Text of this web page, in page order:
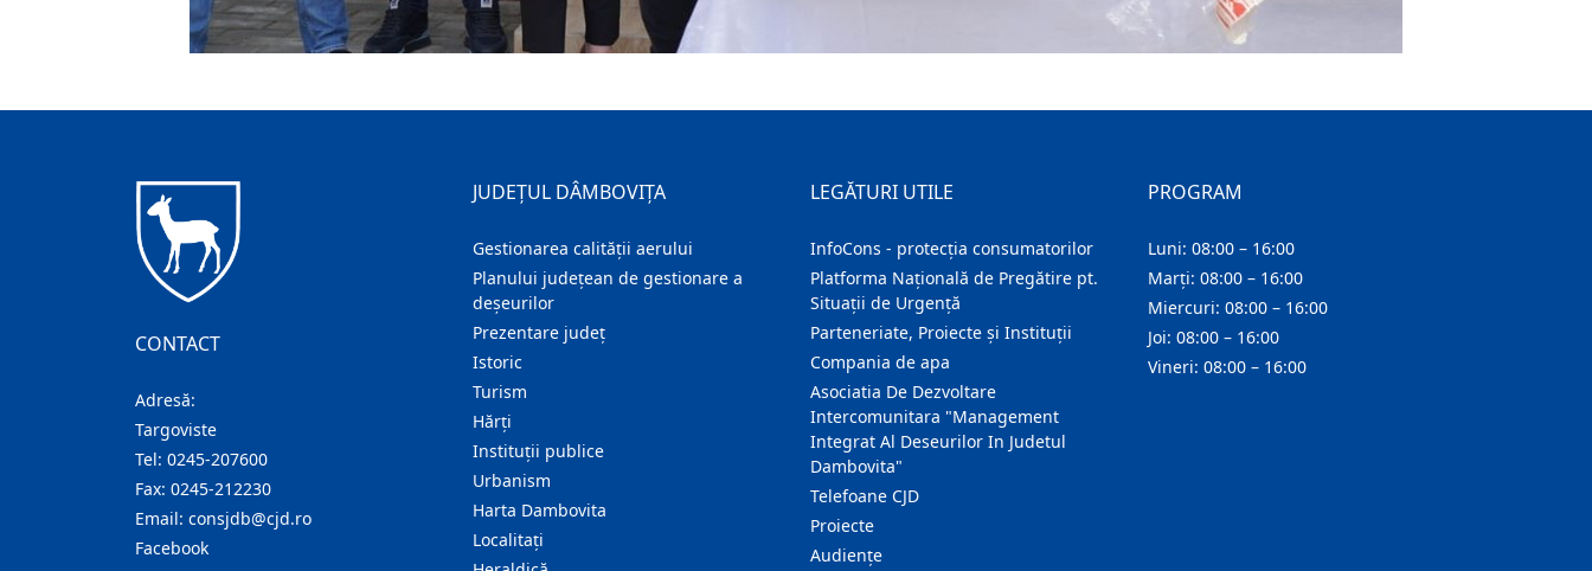
CONTACT
Adresă:
Targoviste
Tel: 0245-207600
Fax: 0245-212230
Email: consjdb@cjd.ro
Facebook
JUDEȚUL DÂMBOVIȚA
Gestionarea calității aerului
Planului județean de gestionare a
deșeurilor
Prezentare judeţ
Istoric
Turism
Hărţi
Instituţii publice
Urbanism
Harta Dambovita
Localitaţi
LEGĂTURI UTILE
InfoCons - protecția consumatorilor
Platforma Națională de Pregătire pt.
Situații de Urgență
Parteneriate, Proiecte și Instituții
Compania de apa
Asociatia De Dezvoltare
Intercomunitara "Management
Integrat Al Deseurilor In Judetul
Dambovita"
Telefoane CJD
Proiecte
Audienţe
PROGRAM
Luni: 08:00 – 16:00
Marți: 08:00 – 16:00
Miercuri: 08:00 – 16:00
Joi: 08:00 – 16:00
Vineri: 08:00 – 16:00